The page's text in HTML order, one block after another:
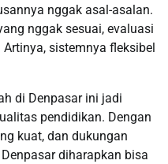
nggak asal-asalan.
nggak sesuai, evaluasi
sistemnya fleksibel
di Denpasar ini jadi
pendidikan. Dengan
kuat, dan dukungan
diharapkan bisa